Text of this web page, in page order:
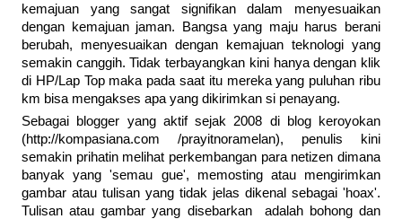
kemajuan yang sangat signifikan dalam menyesuaikan
dengan kemajuan jaman. Bangsa yang maju harus berani
berubah, menyesuaikan dengan kemajuan teknologi yang
semakin canggih. Tidak terbayangkan kini hanya dengan klik
di HP/Lap Top maka pada saat itu mereka yang puluhan ribu
km bisa mengakses apa yang dikirimkan si penayang.
Sebagai blogger yang aktif sejak 2008 di blog keroyokan
(http://kompasiana.com /prayitnoramelan), penulis kini
semakin prihatin melihat perkembangan para netizen dimana
banyak yang 'semau gue', memosting atau mengirimkan
gambar atau tulisan yang tidak jelas dikenal sebagai 'hoax'.
Tulisan atau gambar yang disebarkan adalah bohong dan